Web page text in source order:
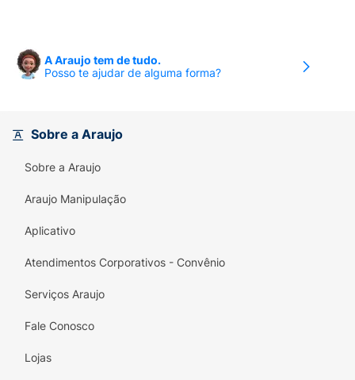
A Araujo tem de tudo.
Posso te ajudar de alguma forma?
Sobre a Araujo
Sobre a Araujo
Araujo Manipulação
Aplicativo
Atendimentos Corporativos - Convênio
Serviços Araujo
Fale Conosco
Lojas